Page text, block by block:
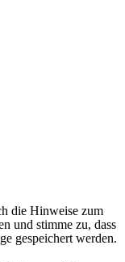
die Hinweise zum
und stimme zu, dass
gespeichert werden.